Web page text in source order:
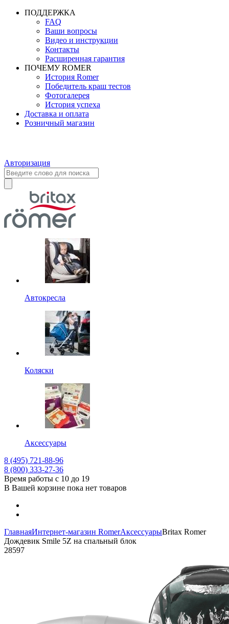
ПОДДЕРЖКА
FAQ
Ваши вопросы
Видео и инструкции
Контакты
Расширенная гарантия
ПОЧЕМУ ROMER
История Romer
Победитель краш тестов
Фотогалерея
История успеха
Доставка и оплата
Розничный магазин
Авторизация
Автокресла
Коляски
Аксессуары
8 (495) 721-88-96
8 (800) 333-27-36
Время работы с 10 до 19
В Вашей корзине пока нет товаров
ГлавнаяИнтернет-магазин RomerАксессуарыBritax Romer
Дождевик Smile 5Z на спальный блок
28597